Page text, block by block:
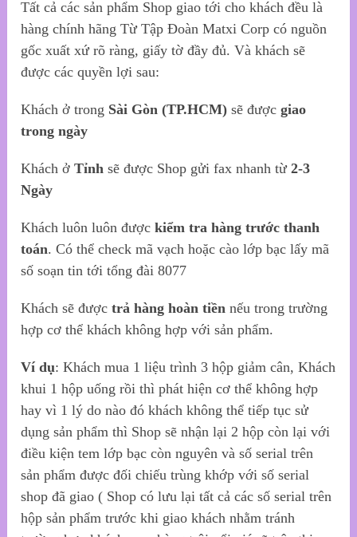
Tất cả các sản phẩm Shop giao tới cho khách đều là
hàng chính hãng Từ Tập Đoàn Matxi Corp có nguồn
gốc xuất xứ rõ ràng, giấy tờ đầy đủ. Và khách sẽ
được các quyền lợi sau:
Khách ở trong Sài Gòn (TP.HCM)sẽ đượcgiao
trong ngày
Khách ởTỉnhsẽ được Shop gửi fax nhanh từ2-3
Ngày
Khách luôn luôn đượckiểm tra hàng trước thanh
toán. Có thể check mã vạch hoặc cào lớp bạc lấy mã
số soạn tin tới tổng đài 8077
Khách sẽ đượctrả hàng hoàn tiềnnếu trong trường
hợp cơ thể khách không hợp với sản phẩm.
Ví dụ: Khách mua 1 liệu trình 3 hộp giảm cân, Khách
khui 1 hộp uống rồi thì phát hiện cơ thể không hợp
hay vì 1 lý do nào đó khách không thể tiếp tục sử
dụng sản phẩm thì Shop sẽ nhận lại 2 hộp còn lại với
điều kiện tem lớp bạc còn nguyên và số serial trên
sản phẩm được đối chiếu trùng khớp với số serial
shop đã giao ( Shop có lưu lại tất cả các số serial trên
hộp sản phẩm trước khi giao khách nhằm tránh